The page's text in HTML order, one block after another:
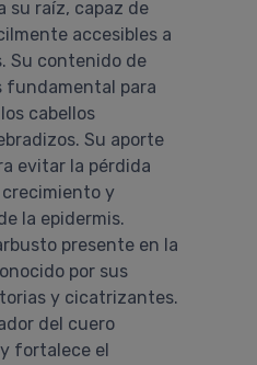
su raíz, capaz de
accesibles a
Su contenido de
fundamental para
cabellos
Su aporte
evitar la pérdida
y
la epidermis.
presente en la
por sus
y cicatrizantes.
del cuero
fortalece el